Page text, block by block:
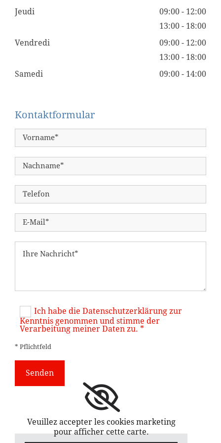
Jeudi
09:00 - 12:00
13:00 - 18:00
Vendredi
09:00 - 12:00
13:00 - 18:00
Samedi
09:00 - 14:00
Kontaktformular
Ich habe die Datenschutzerklärung zur
Kenntnis genommen und stimme der
Verarbeitung meiner Daten zu. *
* Pflichtfeld
Veuillez accepter les cookies marketing
pour afficher cette carte.